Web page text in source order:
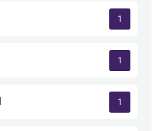
1
1
1